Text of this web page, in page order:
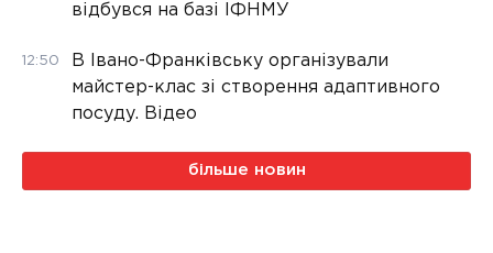
відбувся на базі ІФНМУ
12:50
В Івано-Франківську організували
майстер-клас зі створення адаптивного
посуду. Відео
більше новин